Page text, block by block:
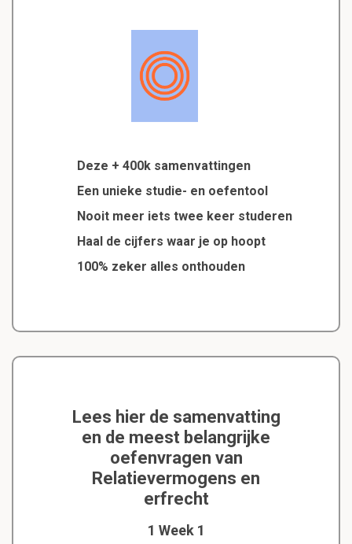
Deze + 400k samenvattingen
Een unieke studie- en oefentool
Nooit meer iets twee keer studeren
Haal de cijfers waar je op hoopt
100% zeker alles onthouden
Lees hier de samenvatting
en de meest belangrijke
oefenvragen van
Relatievermogens en
erfrecht
1 Week 1